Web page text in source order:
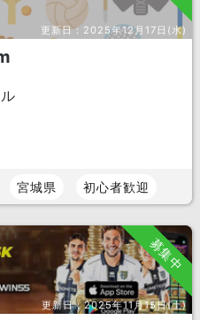
更新日： 2025年12月17日(水)
宮城県 初心者歓迎
募集中
更新日：2025年11月15日(土)